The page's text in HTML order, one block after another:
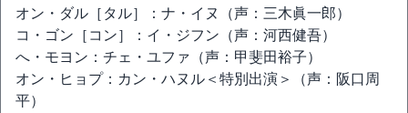
オン・ダル［タル］：ナ・イヌ（声：三木眞一郎）
コ・ゴン［コン］：イ・ジフン（声：河西健吾）
へ・モヨン：チェ・ユファ（声：甲斐田裕子）
オン・ヒョプ：カン・ハヌル＜特別出演＞（声：阪口周
平）